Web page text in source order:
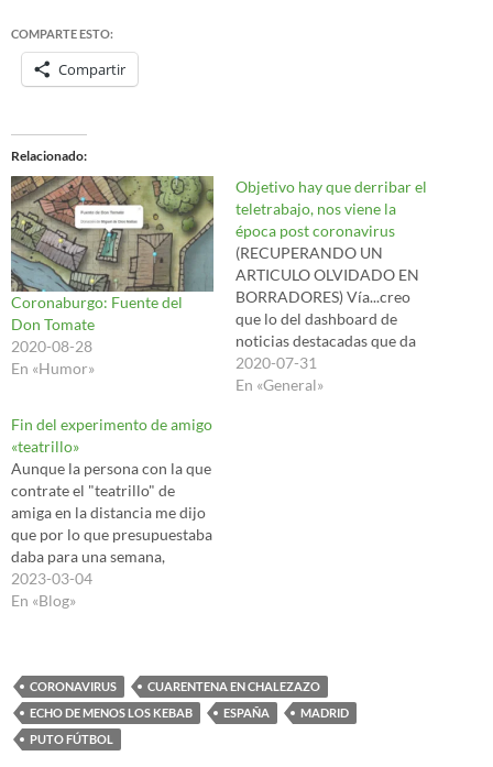
COMPARTE ESTO:
Compartir
Relacionado
Coronaburgo: Fuente del
Don Tomate
2020-08-28
En «Humor»
Objetivo hay que derribar el
teletrabajo, nos viene la
época post coronavirus
(RECUPERANDO UN
ARTICULO OLVIDADO EN
BORRADORES) Vía...creo
que lo del dashboard de
noticias destacadas que da
google en android...no
recuerdo...me vino una
2020-07-31
En «General»
Fin del experimento de amigo
«teatrillo»
Aunque la persona con la que
contrate el "teatrillo" de
amiga en la distancia me dijo
que por lo que presupuestaba
daba para una semana,
porque equivalía a 1 hora de
su tiempo repartida en
han sido…
2023-03-04
En «Blog»
CORONAVIRUS
CUARENTENA EN CHALEZAZO
ECHO DE MENOS LOS KEBAB
ESPAÑA
MADRID
PUTO FÚTBOL